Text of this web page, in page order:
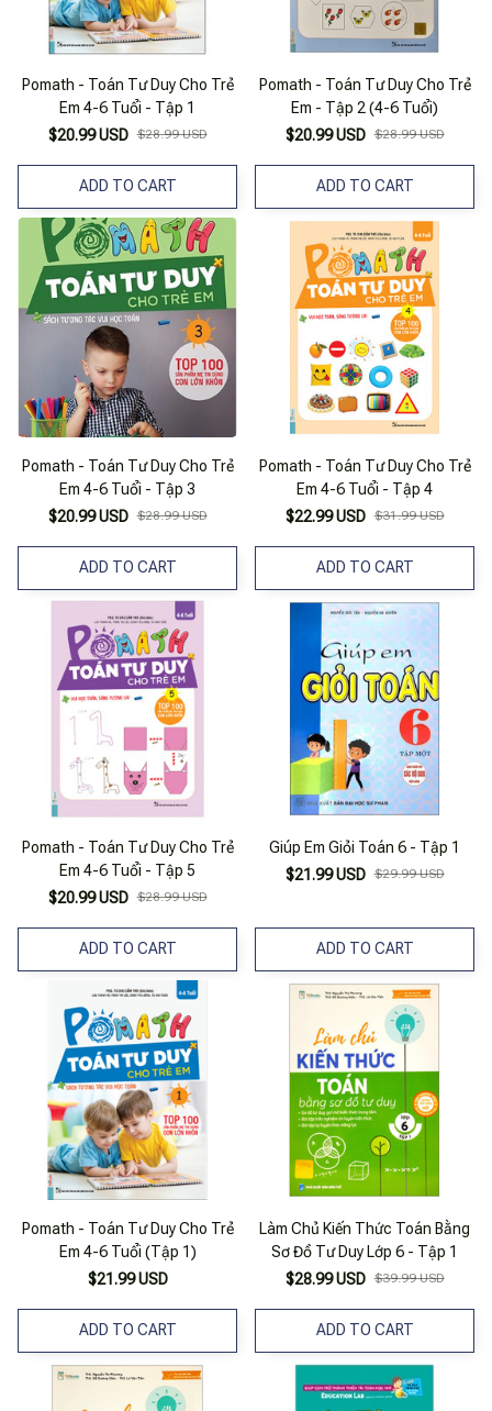
Pomath - Toán Tư Duy Cho Trẻ
Em 4-6 Tuổi - Tập 1
$20.99 USD $28.99 USD
ADD TO CART
Pomath - Toán Tư Duy Cho Trẻ
Em - Tập 2 (4-6 Tuổi)
$20.99 USD $28.99 USD
ADD TO CART
Pomath - Toán Tư Duy Cho Trẻ
Em 4-6 Tuổi - Tập 3
$20.99 USD $28.99 USD
ADD TO CART
Pomath - Toán Tư Duy Cho Trẻ
Em 4-6 Tuổi - Tập 4
$22.99 USD $31.99 USD
ADD TO CART
Pomath - Toán Tư Duy Cho Trẻ
Em 4-6 Tuổi - Tập 5
$20.99 USD $28.99 USD
ADD TO CART
Giúp Em Giỏi Toán 6 - Tập 1
$21.99 USD $29.99 USD
ADD TO CART
Pomath - Toán Tư Duy Cho Trẻ
Em 4-6 Tuổi (Tập 1)
$21.99 USD
ADD TO CART
Làm Chủ Kiến Thức Toán Bằng
Sơ Đồ Tư Duy Lớp 6 - Tập 1
$28.99 USD $39.99 USD
ADD TO CART